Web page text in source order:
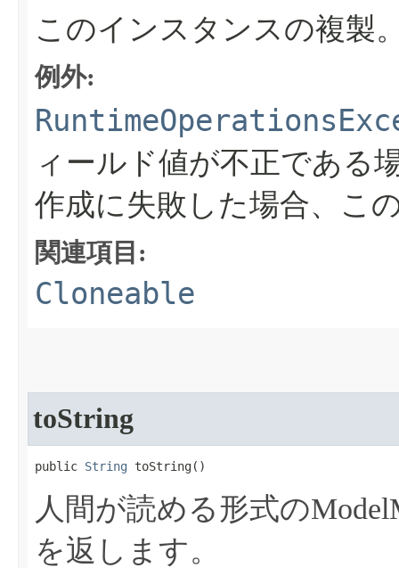
このインスタンスの複製
例外:
ィールド値が不正である
作成に失敗した場合、こ
関連項目:
Cloneable
toString
public String toString​()
人間が読める形式の
を返します。